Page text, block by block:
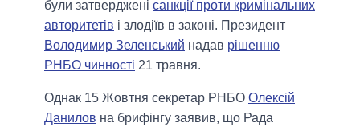
були затверджені санкції проти кримінальних
авторитетів і злодіїв в законі. Президент
Володимир Зеленський надав рішенню
РНБО чинності 21 травня.
Однак 15 Жовтня секретар РНБО Олексій
Данилов на брифінгу заявив, що Рада